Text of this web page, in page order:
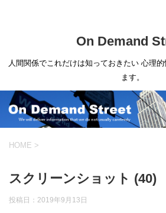
On Demand
人間関係でこれだけは知っておきたい 心理
ます。
HOME >
スクリーンショット (40)
投稿日： 2019年9月13日